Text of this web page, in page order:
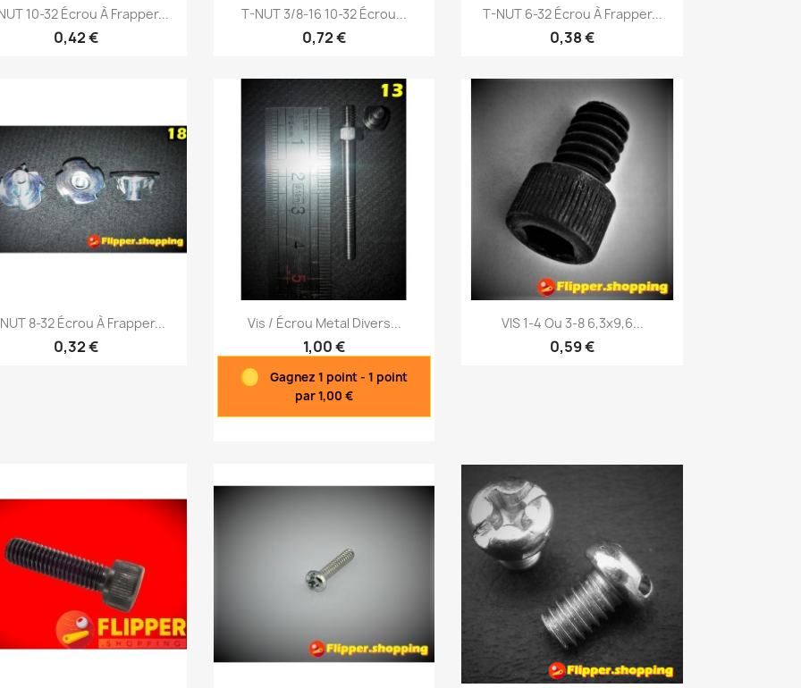
Aperçu rapide
10-32 Écrou À Frapper...
0,42 €
Aperçu rapide
T-NUT 3/8-16 10-32 Écrou...
0,72 €
Aperçu rapide
T-NUT 6-32 Écrou À Frapper...
0,38 €
Aperçu rapide
8-32 Écrou À Frapper...
0,32 €
Aperçu rapide
Vis / Écrou Metal Divers...
1,00 €
Gagnez 1 point - 1 point
par 1,00 €
Aperçu rapide
VIS 1-4 Ou 3-8 6,3x9,6...
0,59 €